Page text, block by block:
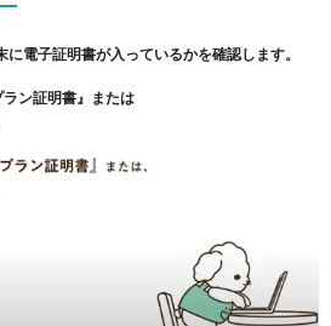
電子証明書が入っているかを確認します。
ン証明書』または